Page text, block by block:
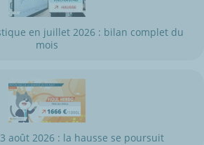
en juillet 2026 : bilan complet du
mois
août 2026 : la hausse se poursuit